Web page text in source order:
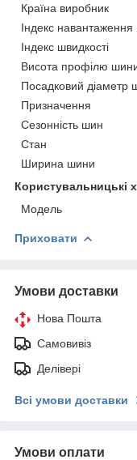
Країна виробник
Індекс
Індекс швидкості
Висота профілю
Посадковий діаметр
Призначення
Сезонність шин
Стан
Ширина шини
Користувальницькі
Мoдель
Приховати
Умови доставки
Нова Пошта
Самовивіз
Делівері
Всі умови доставки
Умови оплати